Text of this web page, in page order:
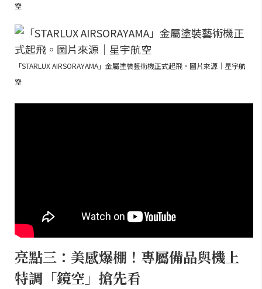
空
「STARLUX AIRSORAYAMA」金屬塗裝藝術機正式起飛。圖片來源｜星宇航
空
亮點三：美感爆棚！專屬備品與機上
特調「鏡空」搶先看